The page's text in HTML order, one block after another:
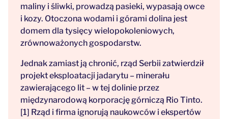
maliny i śliwki, prowadzą pasieki, wypasają owce
i kozy. Otoczona wodami i górami dolina jest
domem dla tysięcy wielopokoleniowych,
zrównoważonych gospodarstw.
Jednak zamiast ją chronić, rząd Serbii zatwierdził
projekt eksploatacji jadarytu – minerału
zawierającego lit – w tej dolinie przez
międzynarodową korporację górniczą Rio Tinto.
[1] Rząd i firma ignorują naukowców i ekspertów